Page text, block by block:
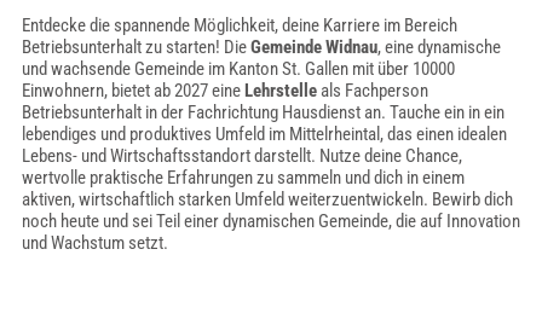
Entdecke die spannende Möglichkeit, deine Karriere im Bereich
Betriebsunterhalt zu starten! DieGemeinde Widnau, eine dynamische
und wachsende Gemeinde im Kanton St. Gallen mit über 10000
Einwohnern, bietet ab 2027 eineLehrstelleals Fachperson
Betriebsunterhalt in der Fachrichtung Hausdienst an. Tauche ein in ein
lebendiges und produktives Umfeld im Mittelrheintal, das einen idealen
Lebens- und Wirtschaftsstandort darstellt. Nutze deine Chance,
wertvolle praktische Erfahrungen zu sammeln und dich in einem
aktiven, wirtschaftlich starken Umfeld weiterzuentwickeln. Bewirb dich
noch heute und sei Teil einer dynamischen Gemeinde, die auf Innovation
und Wachstum setzt.